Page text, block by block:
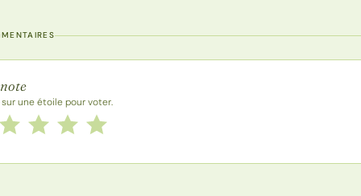
recette
une étoile pour voter.
cette recette de 1 à 5 étoiles
5 étoiles
4 étoiles
3 étoiles
2 étoiles